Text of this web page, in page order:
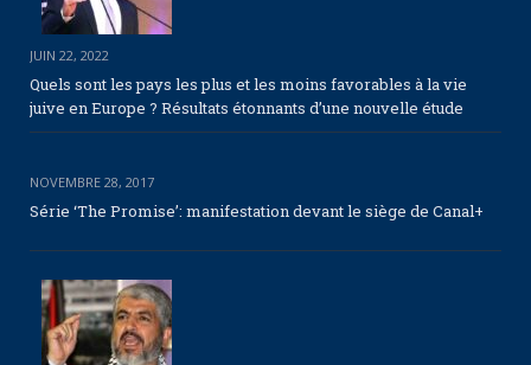
JUIN 22, 2022
Quels sont les pays les plus et les moins favorables à la vie
juive en Europe ? Résultats étonnants d’une nouvelle étude
NOVEMBRE 28, 2017
Série ‘The Promise’: manifestation devant le siège de Canal+